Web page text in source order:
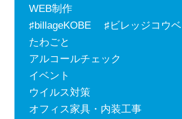
WEB制作
♯billageKOBE ♯ビレッジコウベ
たわごと
アルコールチェック
イベント
ウイルス対策
オフィス家具・内装工事